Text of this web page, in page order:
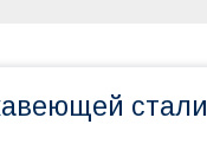
стали